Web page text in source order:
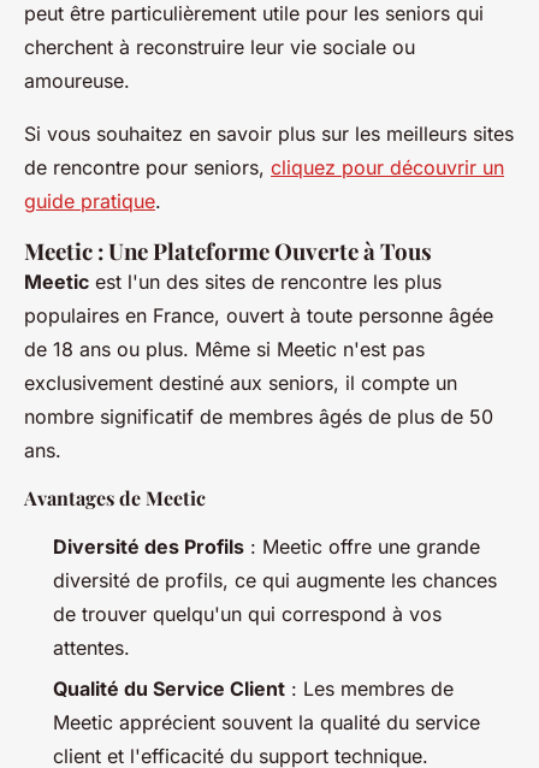
peut être particulièrement utile pour les seniors qui
cherchent à reconstruire leur vie sociale ou
amoureuse.
Si vous souhaitez en savoir plus sur les meilleurs sites
de rencontre pour seniors, cliquez pour découvrir un
guide pratique.
Meetic : Une Plateforme Ouverte à Tous
Meetic est l'un des sites de rencontre les plus
populaires en France, ouvert à toute personne âgée
de 18 ans ou plus. Même si Meetic n'est pas
exclusivement destiné aux seniors, il compte un
nombre significatif de membres âgés de plus de 50
ans.
Avantages de Meetic
Diversité des Profils : Meetic offre une grande
diversité de profils, ce qui augmente les chances
de trouver quelqu'un qui correspond à vos
attentes.
Qualité du Service Client : Les membres de
Meetic apprécient souvent la qualité du service
client et l'efficacité du support technique.